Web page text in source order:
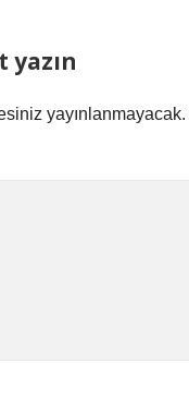
yazın
yayınlanmayacak.